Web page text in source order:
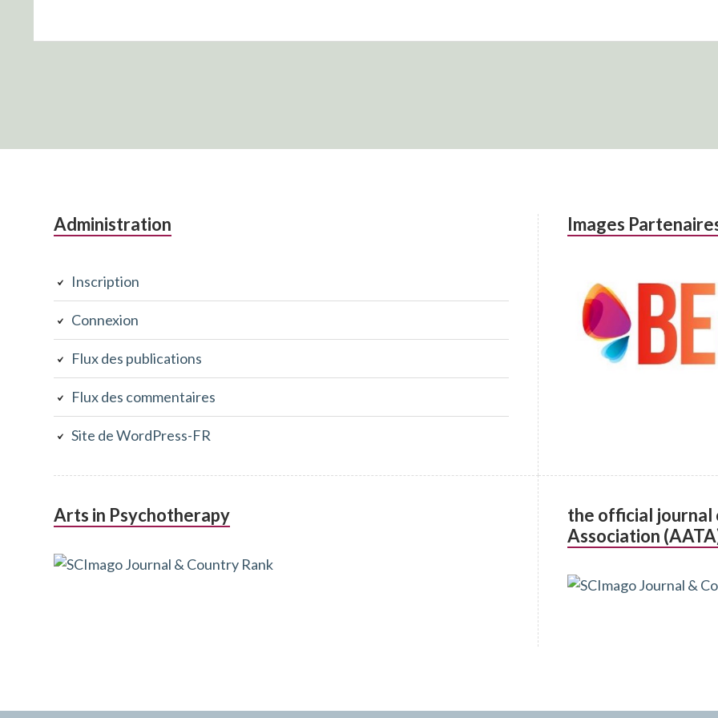
Colonne
subsidiaire
Administration
Inscription
Connexion
Flux des publications
Flux des commentaires
Site de WordPress-FR
Images
Arts in Psychotherapy
the official journal
Association